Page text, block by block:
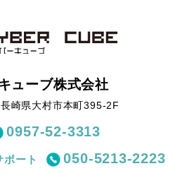
ューブ株式会社
崎県大村市本町395-2F
0957-52-3313
ポート 050-5213-2223